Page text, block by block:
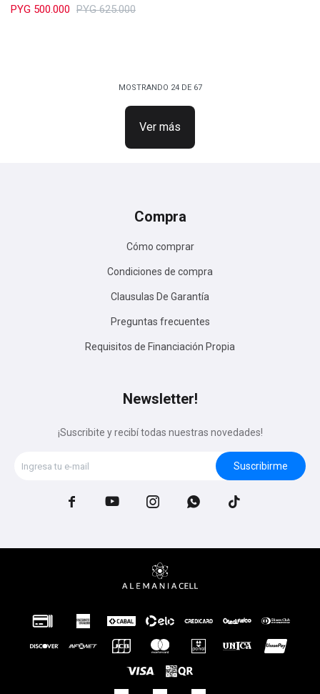
PYG 500.000 PYG 625.000
MOSTRANDO 24DE 67
Ver más
Compra
Cómo comprar
Condiciones de compra
Clausulas De Garantía
Preguntas frecuentes
Requisitos de Financiación Propia
Newsletter!
¡Suscribite y recibí todas nuestras novedades!
Suscribirme
    